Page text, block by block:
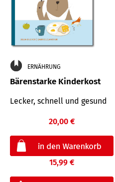
ERNÄHRUNG
Bärenstarke Kinderkost
Lecker, schnell und gesund
20,00 €
15,99 €